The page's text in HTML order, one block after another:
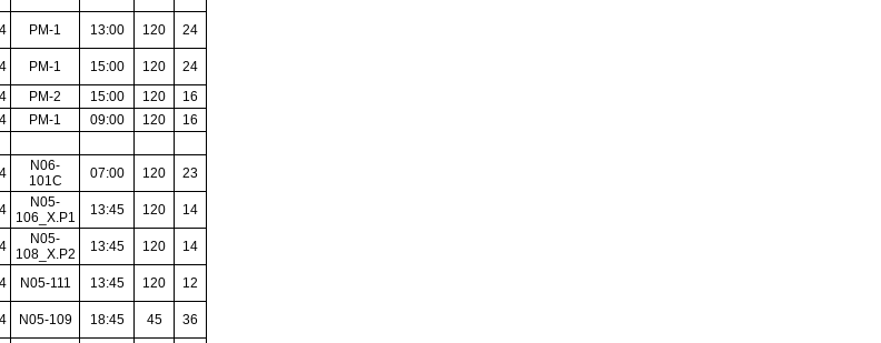
PM-1 13:00 120 24
PM-1 15:00 120
24
PM-2 15:00 120
16
PM-1 09:00 120
16
N06-
101C
07:00 120 23
N05-
106_X.P1
13:45 120 14
N05-
108_X.P2
13:45 120 14
N05-111 13:45 120 12
N05-109 18:45 45 36